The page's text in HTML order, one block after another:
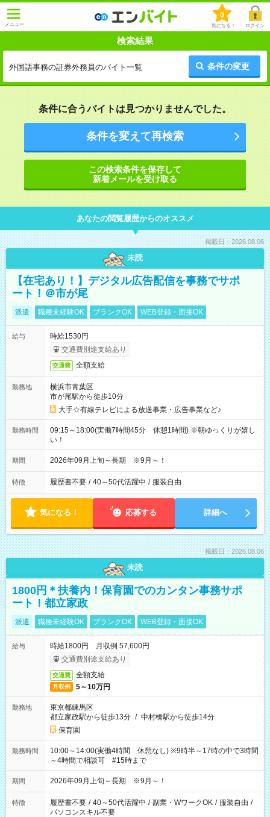
メニュー
0
気になる！ ログイン
検索結果
外国語事務の証券外務員のバイト一覧 条件の変更
条件に合うバイトは見つかりませんでした。
条件を変えて再検索
この検索条件を保存して
新着メールを受け取る
あなたの閲覧履歴からのオススメ
掲載日：2026.08.06
未読
【在宅あり！】デジタル広告配信を事務でサポ
ート！＠市が尾
派遣 職種未経験OK ブランクOK WEB登録・面接OK
給与
時給1530円
交通費別途支給あり
交通費 全額支給
勤務地
横浜市青葉区
市が尾駅から徒歩10分
大手☆有線テレビによる放送事業・広告事業など♪
勤務時間
09:15～18:00(実働7時間45分 休憩1時間) ※朝ゆっくりが嬉し
い！
期間 2026年09月上旬～長期 ※9月～！
特徴 履歴書不要 / 40～50代活躍中 / 服装自由
気になる！ 応募する 詳細へ
掲載日：2026.08.06
未読
1800円＊扶養内！保育園でのカンタン事務サポ
ート！都立家政
派遣 職種未経験OK ブランクOK WEB登録・面接OK
給与
時給1800円 月収例 57,600円
交通費別途支給あり
交通費 全額支給
月収例 5～10万円
勤務地
東京都練馬区
都立家政駅から徒歩13分 / 中村橋駅から徒歩14分
保育園
勤務時間
10:00～14:00(実働4時間 休憩なし) ※9時半～17時の中で3時間
～4時間で相談可 #15時まで
期間 2026年09月上旬～長期 ※9月～！
特徴 履歴書不要 / 40～50代活躍中 / 副業・WワークOK / 服装自由 /
パソコンスキル不要